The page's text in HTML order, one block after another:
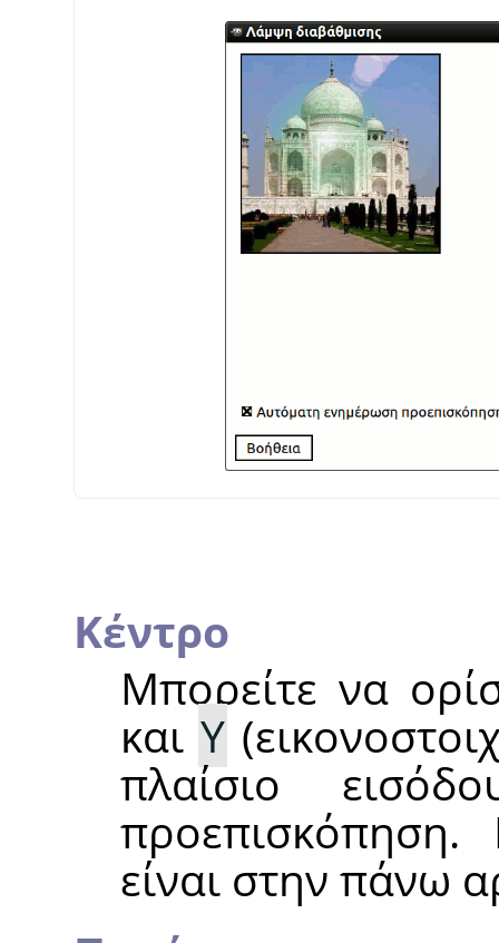
Κέντρο
Μπορείτε να
και Y
πλαίσιο
προεπισκόπηση.
είναι στην πάνω